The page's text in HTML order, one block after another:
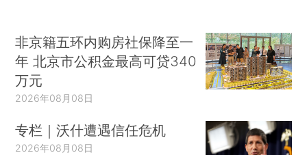
非京籍五环内购房社保降至一
年 北京市公积金最高可贷340
万元
2026年08月08日
专栏｜沃什遭遇信任危机
2026年08月08日